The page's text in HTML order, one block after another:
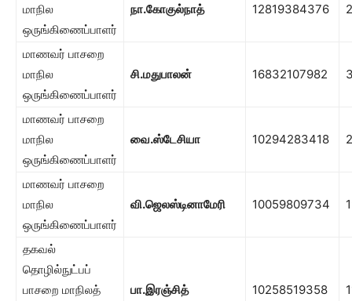
மாநில
ஒருங்கிணைப்பாளர்
நா.கோகுல்நாத் 12819384376
மாணவர் பாசறை
மாநில
ஒருங்கிணைப்பாளர்
சி.மதுபாலன் 16832107982
மாணவர் பாசறை
மாநில
ஒருங்கிணைப்பாளர்
வை.ஸ்டேசியா 10294283418
மாணவர் பாசறை
மாநில
ஒருங்கிணைப்பாளர்
வி.ஜெலஸ்டினாமேரி 10059809734
தகவல்
தொழில்நுட்பப்
பாசறை மாநிலத்
பா.இரஞ்சித் 10258519358